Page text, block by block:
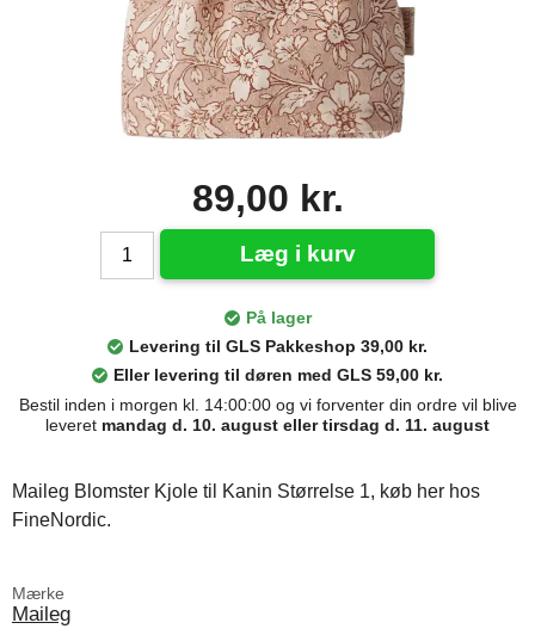
89,00 kr.
Læg i kurv
På lager
Levering til GLS Pakkeshop 39,00 kr.
Eller levering til døren med GLS 59,00 kr.
Bestil inden i morgen kl. 14:00:00 og vi forventer din ordre vil blive
leveret mandag d. 10. august eller tirsdag d. 11. august
Maileg Blomster Kjole til Kanin Størrelse 1, køb her hos
FineNordic.
Mærke
Maileg